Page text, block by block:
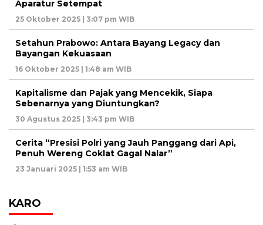
Aparatur Setempat
25 Oktober 2025 | 3:07 pm WIB
Setahun Prabowo: Antara Bayang Legacy dan
Bayangan Kekuasaan
16 Oktober 2025 | 1:48 am WIB
Kapitalisme dan Pajak yang Mencekik, Siapa
Sebenarnya yang Diuntungkan?
30 Agustus 2025 | 3:43 pm WIB
Cerita “Presisi Polri yang Jauh Panggang dari Api,
Penuh Wereng Coklat Gagal Nalar”
23 Januari 2025 | 1:53 am WIB
KARO